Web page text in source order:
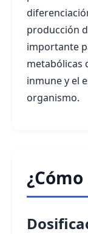
producción
importante
metabólicas
inmune y el
organismo.